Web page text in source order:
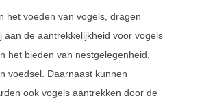
het voeden van vogels, dragen
aan de aantrekkelijkheid voor vogels
het bieden van nestgelegenheid,
voedsel. Daarnaast kunnen
ook vogels aantrekken door de